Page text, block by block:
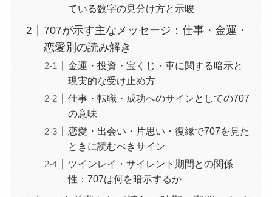
ている数字の見分け方と示唆
707が示す主なメッセージ：仕事・金運・
恋愛別の読み解き
金運・投資・宝くじ・車に関する暗示と
現実的な受け止め方
仕事・転職・成功へのサインとしての707
の意味
恋愛・出会い・片思い・復縁で707を見た
ときに読むべきサイン
ツインレイ・サイレント期間との関係
性：707は何を暗示するか